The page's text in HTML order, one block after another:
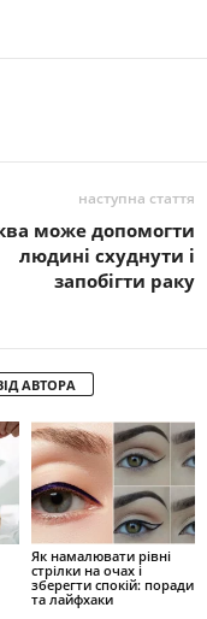
наступна стаття
може допомогти
людині схуднути і
запобігти раку
АВТОРА
Як намалювати рівні
стрілки на очах і
зберегти спокій: поради
та лайфхаки